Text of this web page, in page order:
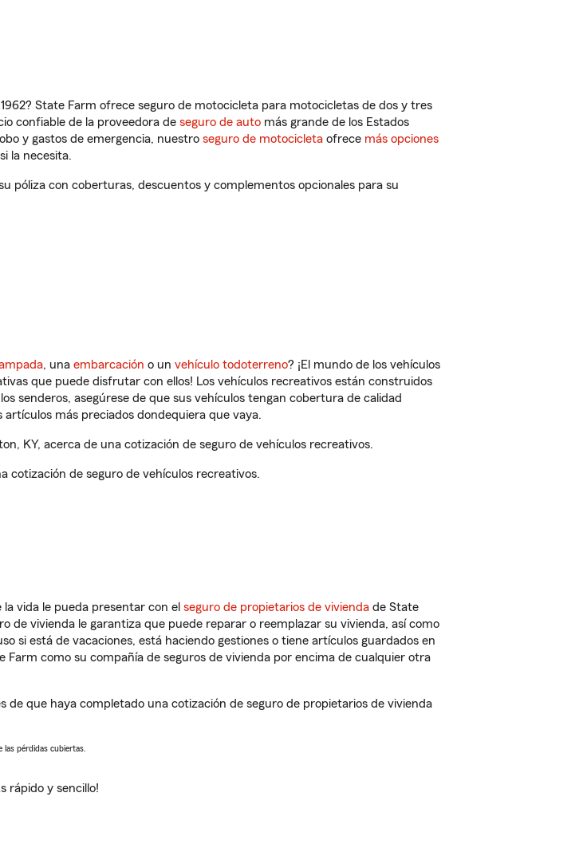
State Farm ofrece seguro de motocicleta para motocicletas de dos y tres
confiable de la proveedora de seguro de auto más grande de los Estados
y gastos de emergencia, nuestro seguro de motocicleta ofrece más opciones
la necesita.
póliza con coberturas, descuentos y complementos opcionales para su
, una embarcación o un vehículo todoterreno? ¡El mundo de los vehículos
que puede disfrutar con ellos! Los vehículos recreativos están construidos
senderos, asegúrese de que sus vehículos tengan cobertura de calidad
más preciados dondequiera que vaya.
KY, acerca de una cotización de seguro de vehículos recreativos.
cotización de seguro de vehículos recreativos.
vida le pueda presentar con el seguro de propietarios de vivienda de State
de vivienda le garantiza que puede reparar o reemplazar su vivienda, así como
si está de vacaciones, está haciendo gestiones o tiene artículos guardados en
como su compañía de seguros de vivienda por encima de cualquier otra
de que haya completado una cotización de seguro de propietarios de vivienda
las pérdidas cubiertas.
rápido y sencillo!